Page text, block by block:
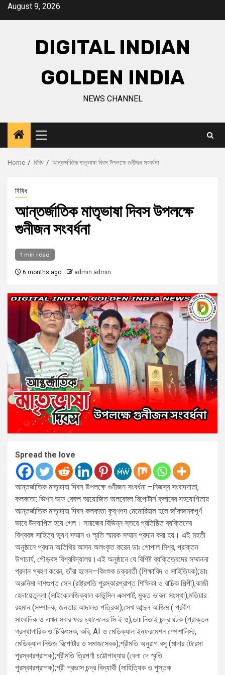
SkipAugust 9, 2026
DIGITAL INDIAN
GOLDEN INDIA
NEWS CHANNEL
Primary
Menu
Home বিবিধ আন্তর্জাতিক মাতৃভাষা দিবস উপলক্ষে গুনীজন সংবর্ধনা
বিবিধ
আন্তর্জাতিক মাতৃভাষা দিবস উপলক্ষে
গুনীজন সংবর্ধনা
1 min read
6 months ago admin admin
Spread the love
আন্তর্জাতিক মাতৃভাষা দিবস উপলক্ষে গুনীজন সংবর্ধনা –নিজস্ব সংবাদদাতা,
কলকাতা: ভিশন অফ বেঙ্গল আয়োজিত অলবেঙ্গল রিপোটার্স ক্লাবের সহযোগিতায়
আন্তর্জাতিক মাতৃভাষা দিবস কলকাতা কৃষ্ণপদ মেমোরিয়াল হলে জাঁকজমকপূর্ণ
ভাবে উদযাপিত হয়ে গেল। সমাজের বিভিন্ন স্তরে প্রতিষ্ঠিত ব্যক্তিদের
বিশ্ববঙ্গ সাহিত্য ভূষণ সম্মান ও স্মৃতি স্মারক সম্মান প্রদান করা হয়। এই মহতী
অনুষ্ঠানে প্রধান অতিথির আসন অলংকৃত করেন ডাঃ গোপাল মিশ্র, প্রাক্তন
উপাচার্য, গৌড়বঙ্গ বিশ্ববিদ্যালয়।এই অনুষ্ঠানে যে বিশিষ্ট ব্যক্তিত্বদের সম্মাননা
প্রদান গ্ৰহণ করেন, তাঁরা হলেন—কিংশুক চক্রবর্তী (শিক্ষাবিদ ও সাহিত্যিক);ডাঃ
অরুনিমা দাশগুপ্ত সেন (রাষ্ট্রপতি পুরস্কারপ্রাপ্ত শিক্ষিকা ও বাচিক শিল্পী);কাজী
হেদায়েতুল্লা (সাইকোলজিক্যাল কাউন্সিল এক্সপার্ট, মুক্ত ভাবনা সংস্থা);মতিয়ার
রহমান (সম্পাদক, জনতার আদালত পত্রিকা);সেখ আব্দুল আজিম ( প্রবীণ
সাংবাদিক ও এখন সবার খবর চ্যানেলের সি ই ও),ডাঃ নিতাই চন্দ্র ঘটক (প্রাক্তন
গ্রন্থাগারিক ও চিকিৎসক, কবি, AI ও মেডিক্যাল ইনফরমেশন স্পেশালিস্ট,
মেডিক্যাল নিউজ রিপোর্টার ও সমাজসেবক);শ্রীমতি অনুরাগ বসু (মাদার টেরেসা
পুরস্কারপ্রাপক);শ্রীমতি ত্রিপর্ণা চট্টোপাধ্যায় (বেলা দে স্মৃতি
পুরস্কারপ্রাপক);শ্রী প্রভাস চন্দ্র বিদ্যার্থী (সাহিত্যিক ও পুস্তক